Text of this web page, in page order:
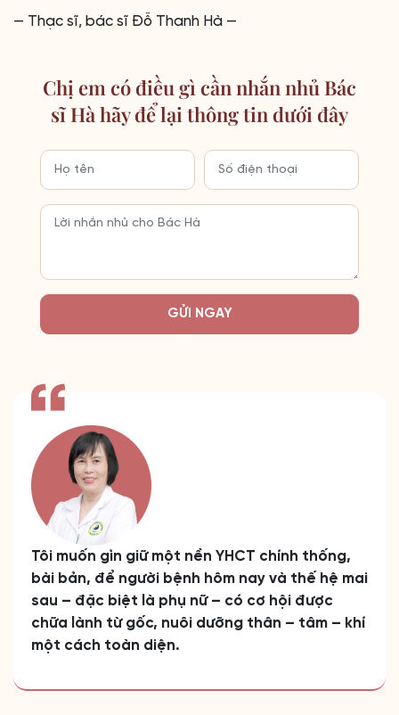
— Thạc sĩ, bác sĩ Đỗ Thanh Hà —
Chị em có điều gì cần nhắn nhủ Bác
sĩ Hà hãy để lại thông tin dưới đây
GỬI NGAY
Tôi muốn gìn giữ một nền YHCT chính thống,
bài bản, để người bệnh hôm nay và thế hệ mai
sau – đặc biệt là phụ nữ – có cơ hội được
chữa lành từ gốc, nuôi dưỡng thân – tâm – khí
một cách toàn diện.